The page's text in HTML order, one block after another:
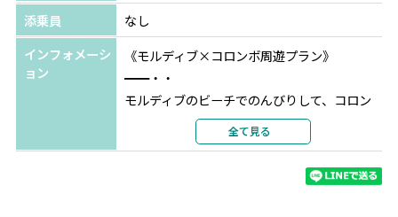
部屋カテゴリ
南マーレ
アダーラン プレステージ ヴァドゥ
★★★★★
選択条件
指定
ツインまたはダブル
2名1室利用
添乗員
なし
インフォメーシ
ョン
《モルディブ×コロンボ周遊プラン》
━━・・
モルディブのビーチでのんびりして、コロン
ボでショッピングや観光も♪
どちらも楽しみたい方には、2都市周遊がおす
全て見る